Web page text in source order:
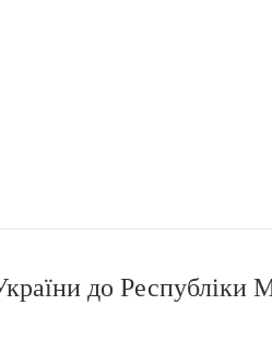
до Республіки